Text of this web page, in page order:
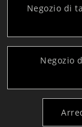
Negozio di
Negozio